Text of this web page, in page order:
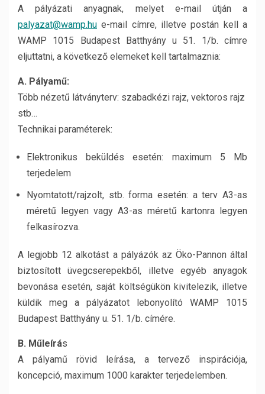
A pályázati anyagnak, melyet e-mail útján a
palyazat@wamp.hu e-mail címre, illetve postán kell a
WAMP 1015 Budapest Batthyány u 51. 1/b. címre
eljuttatni, a következő elemeket kell tartalmaznia:
A. Pályamű:
Több nézetű látványterv: szabadkézi rajz, vektoros rajz
stb…
Technikai paraméterek:
Elektronikus beküldés esetén: maximum 5 Mb
terjedelem
Nyomtatott/rajzolt, stb. forma esetén: a terv A3-as
méretű legyen vagy A3-as méretű kartonra legyen
felkasírozva.
A legjobb 12 alkotást a pályázók az Öko-Pannon által
biztosított üvegcserepekből, illetve egyéb anyagok
bevonása esetén, saját költségükön kivitelezik, illetve
küldik meg a pályázatot lebonyolító WAMP 1015
Budapest Batthyány u. 51. 1/b. címére.
B. Műleírás
A pályamű rövid leírása, a tervező inspirációja,
koncepció, maximum 1000 karakter terjedelemben.